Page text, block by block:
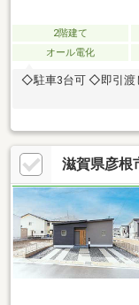
2階建て
オール電化
◇駐車3台可 ◇即引渡
滋賀県彦根